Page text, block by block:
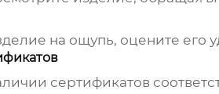
на ощупь, оцените его
сертификатов